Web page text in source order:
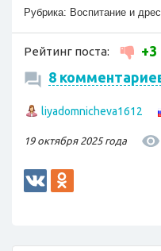
Рубрика: Воспитание и
Рейтинг поста:
+3
8
liyadomnicheva1612
19 октября 2025 года